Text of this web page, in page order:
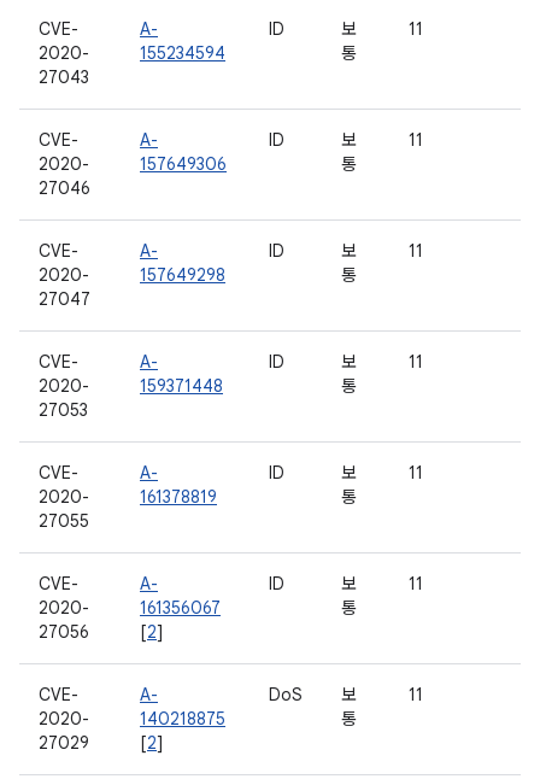
CVE-
2020-
27043
A-
155234594
ID
보
통
11
CVE-
2020-
27046
A-
157649306
ID
보
통
11
CVE-
2020-
27047
A-
157649298
ID
보
통
11
CVE-
2020-
27053
A-
159371448
ID
보
통
11
CVE-
2020-
27055
A-
161378819
ID
보
통
11
CVE-
2020-
27056
A-
161356067
[2]
ID
보
통
11
CVE-
2020-
27029
A-
140218875
[2]
DoS
보
통
11